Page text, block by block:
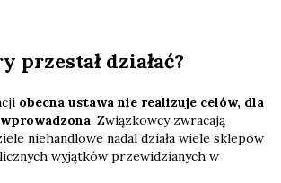
przestał działać?
obecna ustawa nie realizuje celów, dla
. Związkowcy zwracają
niehandlowe nadal działa wiele sklepów
wyjątków przewidzianych w